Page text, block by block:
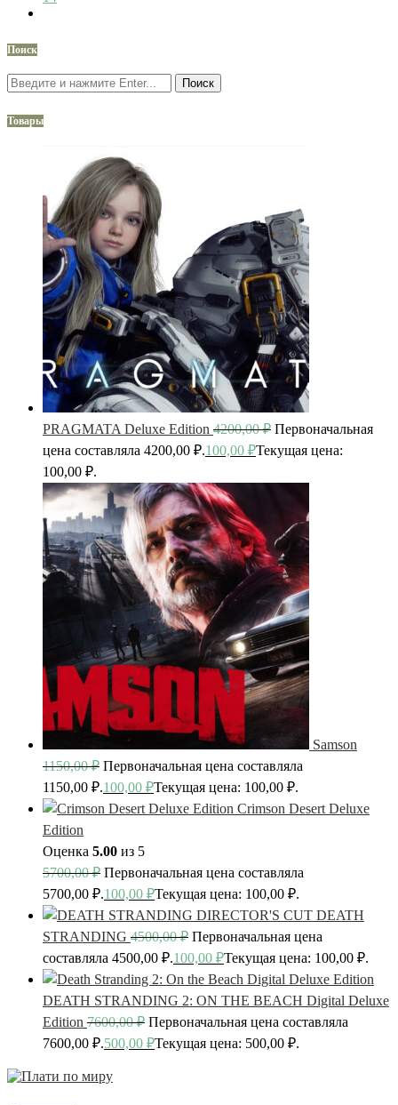
Поиск
Поиск
Товары
PRAGMATA Deluxe Edition 4200,00₽ Первоначальная
цена составляла 4200,00 ₽.100,00 ₽Текущая цена:
100,00 ₽.
Samson
1150,00₽ Первоначальная цена составляла
1150,00 ₽.100,00 ₽Текущая цена: 100,00 ₽.
Crimson Desert Deluxe
Edition
Оценка 5.00 из 5
5700,00₽ Первоначальная цена составляла
5700,00 ₽.100,00 ₽Текущая цена: 100,00 ₽.
DEATH
STRANDING 4500,00₽ Первоначальная цена
составляла 4500,00 ₽.100,00 ₽Текущая цена: 100,00 ₽.
DEATH STRANDING 2: ON THE BEACH Digital Deluxe
Edition 7600,00₽ Первоначальная цена составляла
7600,00 ₽.500,00 ₽Текущая цена: 500,00 ₽.